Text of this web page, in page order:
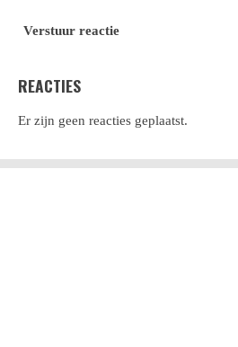
Verstuur reactie
REACTIES
Er zijn geen reacties geplaatst.